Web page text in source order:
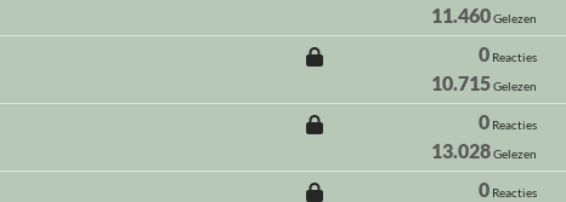
11.460Gelezen
0 Reacties
10.715Gelezen
0 Reacties
13.028Gelezen
0 Reacties